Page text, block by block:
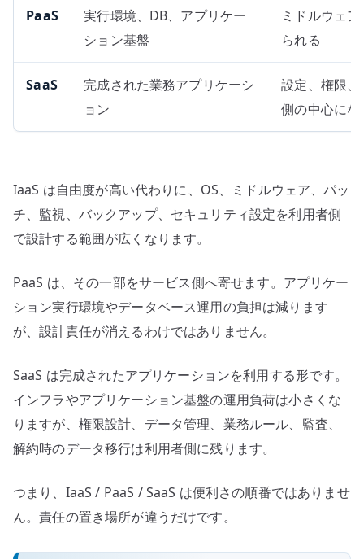
PaaS
実行環境、DB、アプリケー
ション基盤
ミドルウェ
られる
SaaS
完成された業務アプリケーシ
ョン
設定、権限
側の中心にな
IaaS は自由度が高い代わりに、OS、ミドルウェア、パッ
チ、監視、バックアップ、セキュリティ設定を利用者側
で設計する範囲が広くなります。
PaaS は、その一部をサービス側へ寄せます。アプリケー
ション実行環境やデータベース運用の負担は減ります
が、設計責任が消えるわけではありません。
SaaS は完成されたアプリケーションを利用する形です。
インフラやアプリケーション基盤の運用負荷は小さくな
りますが、権限設計、データ管理、業務ルール、監査、
解約時のデータ移行は利用者側に残ります。
つまり、IaaS / PaaS / SaaS は便利さの順番ではありませ
ん。責任の置き場所が違うだけです。